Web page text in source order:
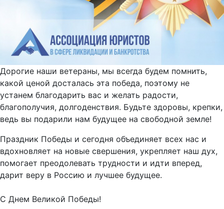
Дорогие наши ветераны, мы всегда будем помнить,
какой ценой досталась эта победа, поэтому не
устанем благодарить вас и желать радости,
благополучия, долгоденствия. Будьте здоровы, крепки,
ведь вы подарили нам будущее на свободной земле!
Праздник Победы и сегодня объединяет всех нас и
вдохновляет на новые свершения, укрепляет наш дух,
помогает преодолевать трудности и идти вперед,
дарит веру в Россию и лучшее будущее.
С Днем Великой Победы!